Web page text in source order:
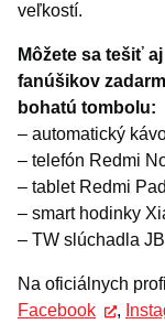
veľkostí.
Môžete sa tešiť
fanúšikov
bohatú tombolu:
– automatický
– telefón Redmi
– tablet Redmi
– smart hodinky
– TW slúchadla
Na oficiálnych
Facebook
,